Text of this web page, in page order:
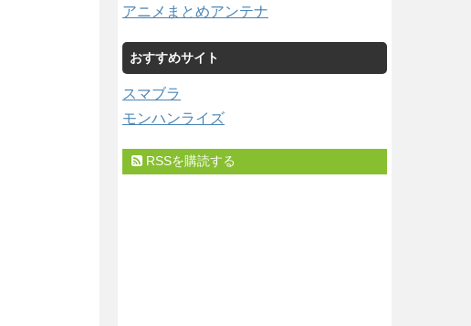
アニメまとめアンテナ
おすすめサイト
スマブラ
モンハンライズ
RSSを購読する